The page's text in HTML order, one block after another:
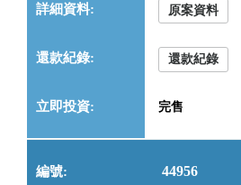
原案資料
還款紀錄
完售
44956